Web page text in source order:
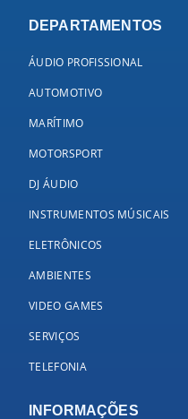
DEPARTAMENTOS
ÁUDIO PROFISSIONAL
AUTOMOTIVO
MARÍTIMO
MOTORSPORT
DJ ÁUDIO
INSTRUMENTOS MÚSICAIS
ELETRÔNICOS
AMBIENTES
VIDEO GAMES
SERVIÇOS
TELEFONIA
INFORMAÇÕES